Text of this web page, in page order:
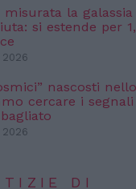
misurata la
si estende per
nascosti
cercare i
DI